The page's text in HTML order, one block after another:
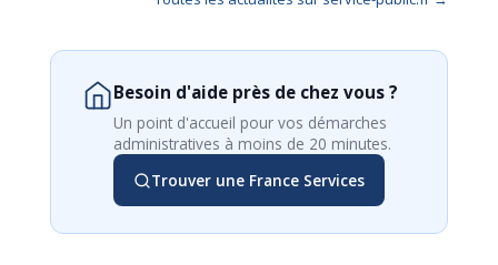
Besoin d'aide près de chez vous ?
Un point d'accueil pour vos démarches
administratives à moins de 20 minutes.
Trouver une France Services